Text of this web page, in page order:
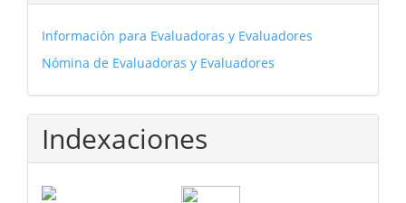
Información para Evaluadoras y Evaluadores
Nómina de Evaluadoras y Evaluadores
Indexaciones